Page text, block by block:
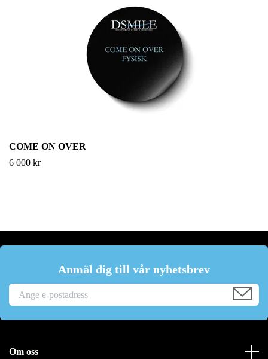
COME ON OVER
6 000 kr
Anmäl dig till vår nyhetsbrev
Om oss